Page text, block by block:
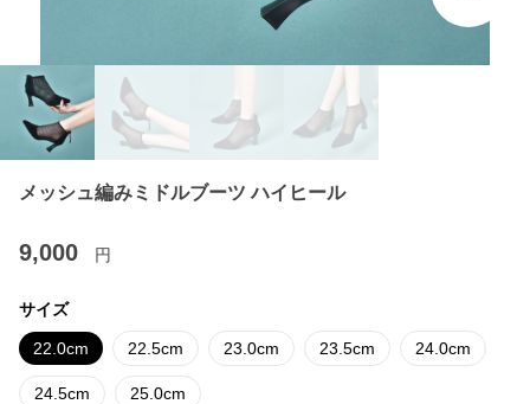
メッシュ編みミドルブーツ ハイヒール
9,000 円
サイズ
22.0cm 22.5cm 23.0cm 23.5cm 24.0cm
24.5cm 25.0cm